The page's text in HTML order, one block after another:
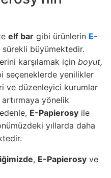
elf bar gibi ürünlerin E-
sürekli büyümektedir.
karşılamak için boyut,
seçeneklerde yenilikler
ve düzenleyici kurumlar
yönelik
E-Papierosy ile
yıllarda daha
, E-Papierosy ve